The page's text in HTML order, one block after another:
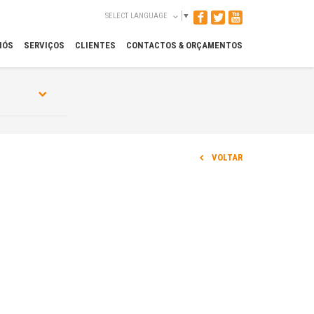
SELECT LANGUAGE ▼
SERVIÇOS CLIENTES CONTACTOS & ORÇAMENTOS
VOLTAR